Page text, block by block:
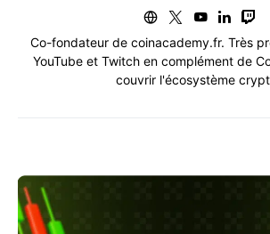
Co-fondateur de coinacademy.fr. Très
YouTube et Twitch en complément de
couvrir l'écosystème